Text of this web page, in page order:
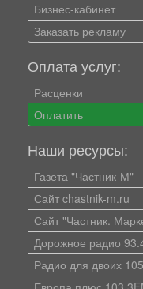
Бизнес-кабинет
Заказать рекламу
Оплата услуг:
Расценки
Оплатить
Наши ресурсы:
Газета "Частник-М"
Сайт chastnik-m.ru
Сайт "Частник.
Дорожное радио
Радио для двоих